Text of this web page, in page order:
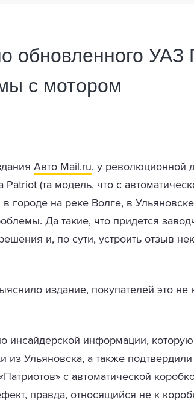
обновленного УАЗ
с мотором
Авто Mail.ru, у революционной
Patriot (та модель, что с
в городе на реке Волге, в
Да такие, что придется
и, по сути, устроить отзыв
издание, покупателей это
инсайдерской информации,
из Ульяновска, а также
с автоматической
правда, относящийся не к